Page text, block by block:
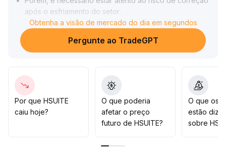
após o esfriamento do setor
A longo prazo, se a regulação macroeconômica e os
fundamentos continuarem a melhorar, a HSUITE terá um
suporte de valor mais sólido
HSUITE para avaliar a sustentabilidade do seu valor de
investimento
Obtenha a visão de mercado do dia em segundos
Pergunte ao TradeGPT
Por que HSUITE
caiu hoje?
O que poderia
afetar o preço
futuro de HSUITE?
O que os
estão
sobre